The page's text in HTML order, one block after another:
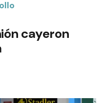
cayeron